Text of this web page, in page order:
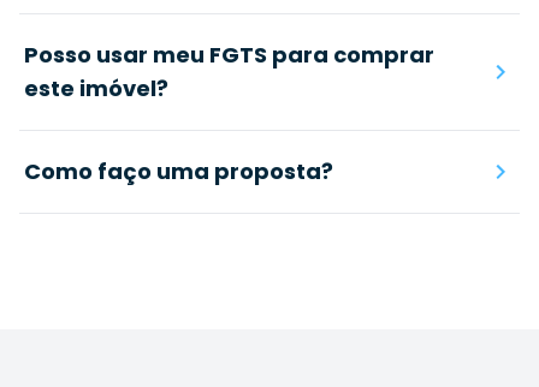
Posso usar meu FGTS para comprar
este imóvel?
Como faço uma proposta?